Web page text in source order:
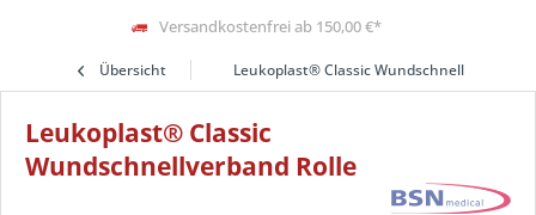
Versandkostenfrei ab 150,00 €*
Übersicht Leukoplast® Classic Wundschnellverband
Leukoplast® Classic
Wundschnellverband Rolle